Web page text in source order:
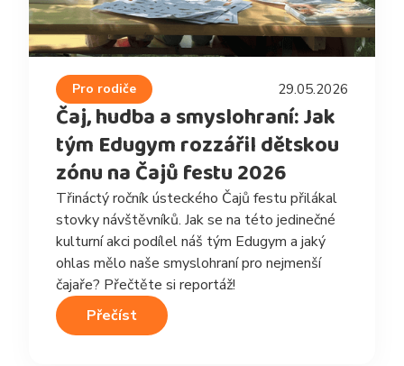
Pro rodiče 29.05.2026
Čaj, hudba a smyslohraní: Jak
tým Edugym rozzářil dětskou
zónu na Čajů festu 2026
Třináctý ročník ústeckého Čajů festu přilákal
stovky návštěvníků. Jak se na této jedinečné
kulturní akci podílel náš tým Edugym a jaký
ohlas mělo naše smyslohraní pro nejmenší
čajaře? Přečtěte si reportáž!
Přečíst